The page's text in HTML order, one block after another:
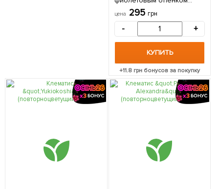
"Бьянка" (Bianco)
(крупноцветковый сорт) 1
саженец в упаковке
цена 295 грн
- +
КУПИТЬ
+11.8грн бонусов за покупку